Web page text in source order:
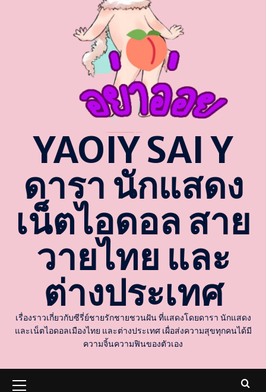
YAOIY SAI Y
ดารา นักแสดง
เน็ตไอดอล สาย
วายไทย และ
ต่างประเทศ
เรื่องราวเกี่ยวกับซีรี่ย์ชายรักชายชวนฝัน ที่แสดงโดยดารา นักแสดง
และเน็ตไอดอลเมืองไทย และต่างประเทศ เผื่อส่งความสุขทุกคนได้มี
ความจิ้นความฟินของตัวเอง
Menu